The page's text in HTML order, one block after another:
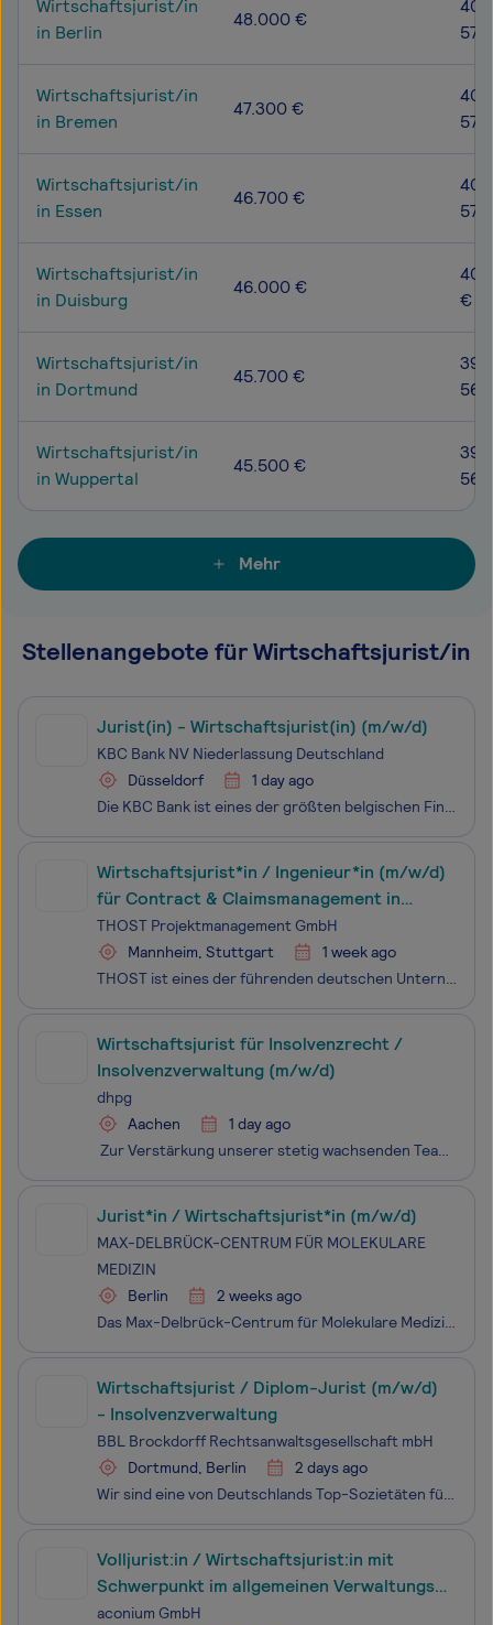
Wirtschaftsjurist/in
in Berlin
48.000 €
Wirtschaftsjurist/in
in Bremen
47.300 €
Wirtschaftsjurist/in
in Essen
46.700 €
Wirtschaftsjurist/in
in Duisburg
46.000 €
€
Wirtschaftsjurist/in
in Dortmund
45.700 €
Wirtschaftsjurist/in
in Wuppertal
45.500 €
Mehr
Stellenangebote für Wirtschaftsjurist/in
Jurist(in) - Wirtschaftsjurist(in) (m/w/d)
KBC Bank NV Niederlassung Deutschland
Düsseldorf
1 day ago
Die KBC Bank ist eines der größten belgischen Finanzinstitute und ein bedeutender europäischer Akteur mit führenden Marktanteilen in unseren Heimatmärkten. Die Gruppe besteht aus mehr als 40.000 Mitarbeitenden in verschiedenen Ländern, die eng zusammenarbeiten und eine gemeinsame Kultur teilen. In D
Wirtschaftsjurist*in / Ingenieur*in (m/w/d)
für Contract & Claimsmanagement in
Projekten der Energiewende
THOST Projektmanagement GmbH
Mannheim, Stuttgart
1 week ago
THOST ist eines der führenden deutschen Unternehmen im Projektmanagement. Von unseren Standorten im In- und Ausland steuern wir komplexe Projekte in den Bereichen Immobilien, Mobilität, IT, Anlagenbau, Infrastruktur und Energie. Mit unserer breit gefächerten Expertise im Projektmanagement betreuen w
Wirtschaftsjurist für Insolvenzrecht /
Insolvenzverwaltung (m/w/d)
dhpg
Aachen
1 day ago
Zur Verstärkung unserer stetig wachsenden Teams suchen wir am Standort Aachen Wirtschaftsjuristen für Insolvenzrecht / Insolvenzverwaltung (m/w/d) in Voll- oder Teilzeit.
Jurist*in / Wirtschaftsjurist*in (m/w/d)
MAX-DELBRÜCK-CENTRUM FÜR MOLEKULARE
MEDIZIN
Berlin
2 weeks ago
Das Max-Delbrück-Centrum für Molekulare Medizin in der Helmholtz-Gemeinschaft hat sich zum Ziel gesetzt, die Medizin von morgen durch unsere Entdeckungen von heute zu verändern. An unseren Standorten in Berlin-Buch, Berlin-Mitte, Heidelberg und Mannheim arbeiten unsere Forschenden interdisziplinär z
Wirtschaftsjurist / Diplom-Jurist (m/w/d)
- Insolvenzverwaltung
BBL Brockdorff Rechtsanwaltsgesellschaft mbH
Dortmund, Berlin
2 days ago
Wir sind eine von Deutschlands Top-Sozietäten für Restrukturierung, Sanierung und Insolvenz. Mit mehr als 200 Mitarbeitenden, 50 Anwältinnen und Anwälten, über 20 Standorten in ganz Deutschland und in London setzen wir Maßstäbe, auf die Unternehmen, Stakeholder und Investoren vertrauen. Denn sie wis
Volljurist:in / Wirtschaftsjurist:in mit
Schwerpunkt im allgemeinen Verwaltungs-
und / oder öffentlichen Wirtschaftsrecht
aconium GmbH